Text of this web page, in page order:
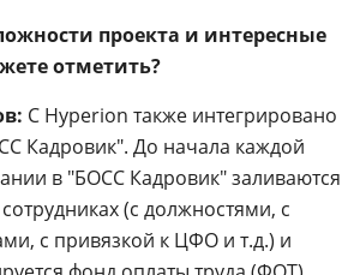
проекта и интересные
отметить?
С Hyperion также интегрировано
Кадровик". До начала каждой
в "БОСС Кадровик" заливаются
(с должностями, с
с привязкой к ЦФО и т.д.) и